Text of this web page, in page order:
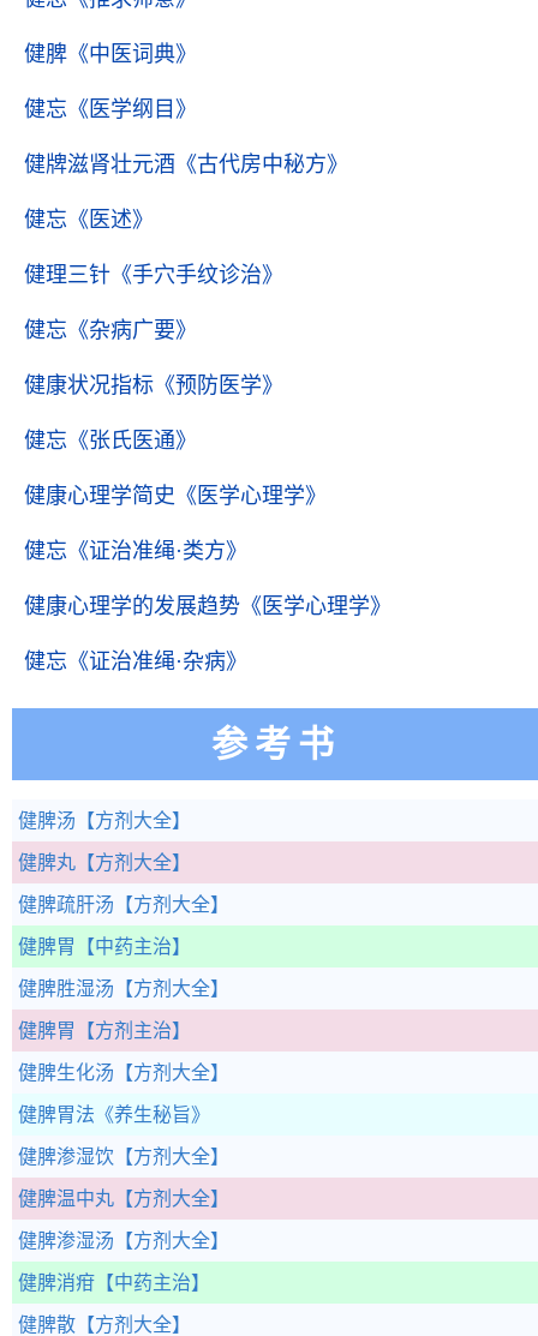
健脾 《中医词典》
健忘 《医学纲目》
健牌滋肾壮元酒 《古代房中秘方》
健忘 《医述》
健理三针 《手穴手纹诊治》
健忘 《杂病广要》
健康状况指标 《预防医学》
健忘 《张氏医通》
健康心理学简史 《医学心理学》
健忘 《证治准绳·类方》
健康心理学的发展趋势 《医学心理学》
健忘 《证治准绳·杂病》
参考书
健脾汤 【方剂大全】
健脾丸 【方剂大全】
健脾疏肝汤 【方剂大全】
健脾胃 【中药主治】
健脾胜湿汤 【方剂大全】
健脾胃 【方剂主治】
健脾生化汤 【方剂大全】
健脾胃法 《养生秘旨》
健脾渗湿饮 【方剂大全】
健脾温中丸 【方剂大全】
健脾渗湿汤 【方剂大全】
健脾消疳 【中药主治】
健脾散 【方剂大全】